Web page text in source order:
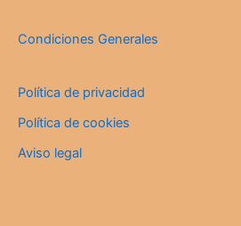
Condiciones Generales
Política de privacidad
Política de cookies
Aviso legal